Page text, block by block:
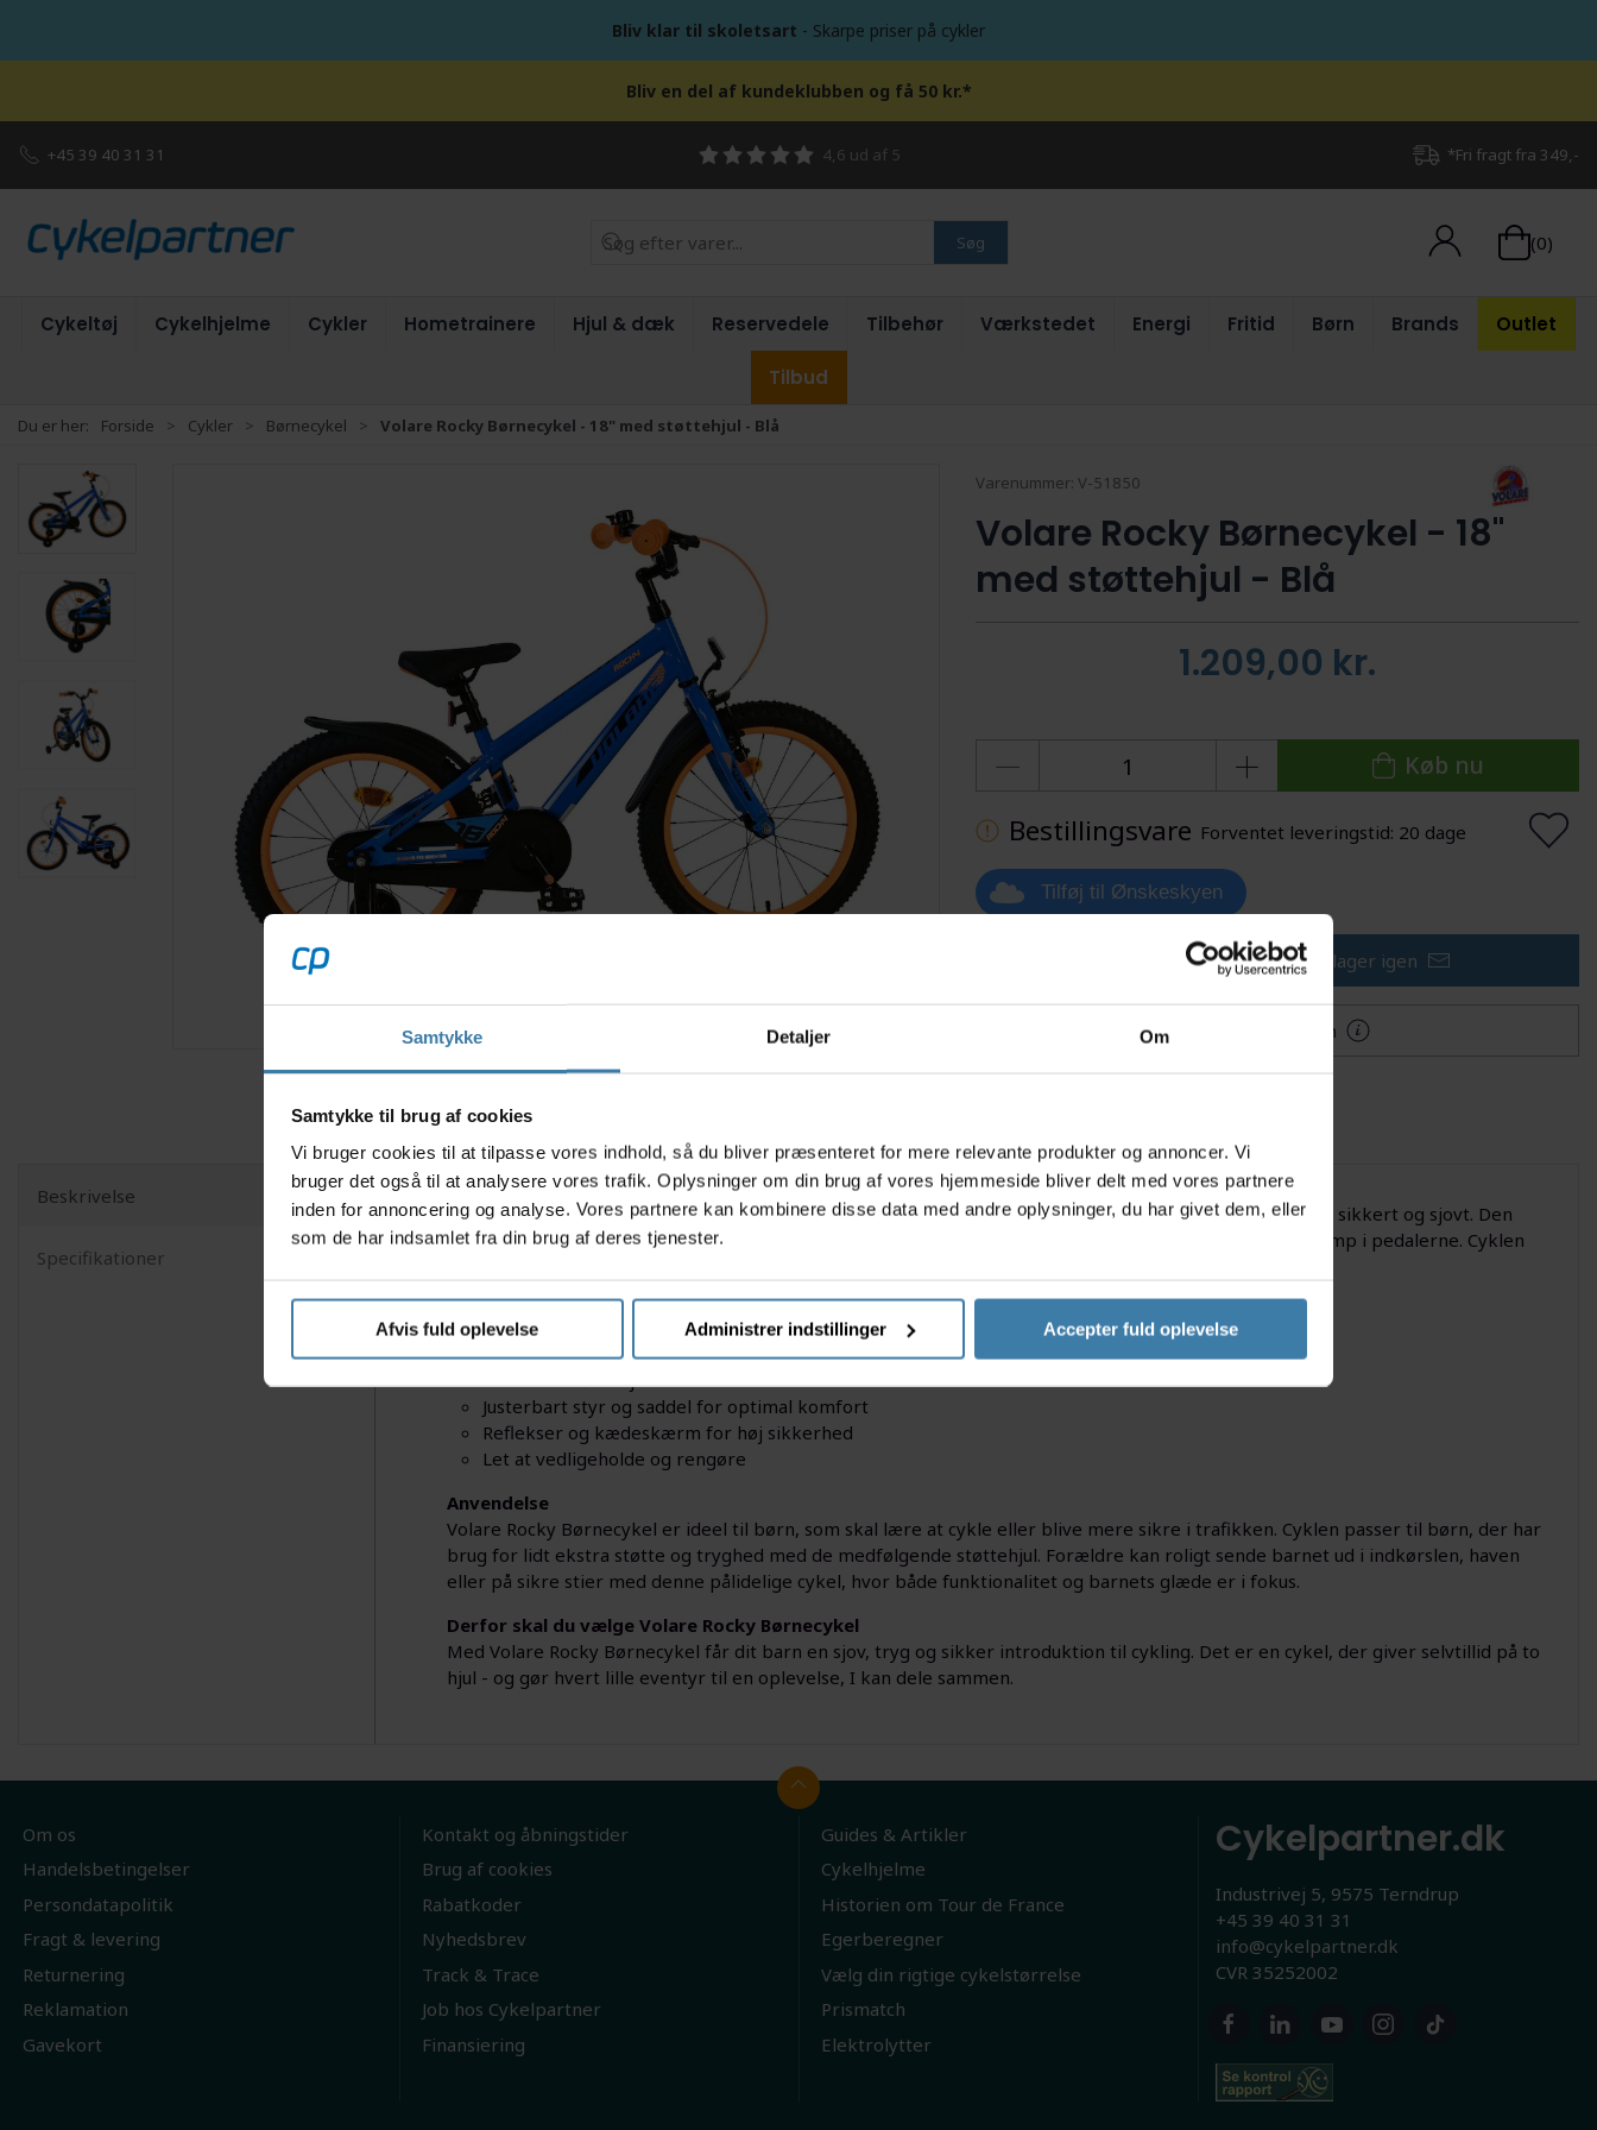
Samtykke Detaljer Om
Samtykke til brug af cookies
Vi bruger cookies til at tilpasse vores indhold, så du bliver præsenteret for mere relevante produkter og annoncer. Vi
bruger det også til at analysere vores trafik. Oplysninger om din brug af vores hjemmeside bliver delt med vores partnere
inden for annoncering og analyse. Vores partnere kan kombinere disse data med andre oplysninger, du har givet dem, eller
som de har indsamlet fra din brug af deres tjenester.
Afvis fuld oplevelse Administrer indstillinger Accepter fuld oplevelse
Bliv klar til skoletsart - Skarpe priser på cykler
Bliv en del af kundeklubben og få 50 kr.*
+45 39 40 31 31 4,6 ud af 5 *Fri fragt fra 349,-
Søg (0)
Cykeltøj Cykelhjelme Cykler Hometrainere Hjul & dæk Reservedele Tilbehør Værkstedet Energi Fritid Børn Brands Outlet
Tilbud
Du er her: Forside Cykler Børnecykel Volare Rocky Børnecykel - 18" med støttehjul - Blå
Varenummer:V-51850
Volare Rocky Børnecykel - 18"
med støttehjul - Blå
1.209,00 kr.
Køb nu
Bestillingsvare Forventet leveringstid: 20 dage
Tilføj til Ønskeskyen
Få besked når varen er på lager igen
Mere information
Beskrivelse
Specifikationer
Volare Rocky Børnecykel er den perfekte begynder-cykel til små eventyrere, der gerne vil lære at cykle sikkert og sjovt. Den
robuste ramme, støttehjulene og det sporty design gør det nemt og trygt for børn at tage de første tramp i pedalerne. Cyklen
Sikker børnecykel med stærk stålramme
Praktiske støttehjul for ekstra stabilitet
Justerbart styr og saddel for optimal komfort
Reflekser og kædeskærm for høj sikkerhed
Let at vedligeholde og rengøre
Anvendelse
Volare Rocky Børnecykel er ideel til børn, som skal lære at cykle eller blive mere sikre i trafikken. Cyklen passer til børn, der har
brug for lidt ekstra støtte og tryghed med de medfølgende støttehjul. Forældre kan roligt sende barnet ud i indkørslen, haven
eller på sikre stier med denne pålidelige cykel, hvor både funktionalitet og barnets glæde er i fokus.
Derfor skal du vælge Volare Rocky Børnecykel
Med Volare Rocky Børnecykel får dit barn en sjov, tryg og sikker introduktion til cykling. Det er en cykel, der giver selvtillid på to
hjul - og gør hvert lille eventyr til en oplevelse, I kan dele sammen.
Om os
Handelsbetingelser
Persondatapolitik
Fragt & levering
Returnering
Reklamation
Gavekort
Kontakt og åbningstider
Brug af cookies
Rabatkoder
Nyhedsbrev
Track & Trace
Job hos Cykelpartner
Finansiering
Guides & Artikler
Cykelhjelme
Historien om Tour de France
Egerberegner
Vælg din rigtige cykelstørrelse
Prismatch
Elektrolytter
Cykelpartner.dk
Industrivej 5, 9575 Terndrup
+45 39 40 31 31
info@cykelpartner.dk
CVR 35252002